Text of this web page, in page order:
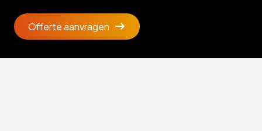
Offerte aanvragen